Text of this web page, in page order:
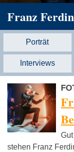
Franz
Porträt
Interviews
stehen Franz